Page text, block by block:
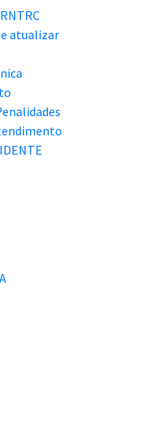
atualizar